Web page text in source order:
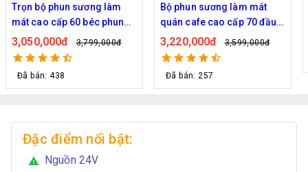
Bộ phun sương làm mát
quán cafe cao cấp 70 đầu
phun
3,220,000đ 3,599,000đ
Đã bán: 257
Bộ phun sương 50 đầu phun
- Bơm Hawin HP 2106 lọc
rác 50M dây
2,700,000đ 2,999,000đ
Đặc điểm nổi bật:
warning Nguồn 24V